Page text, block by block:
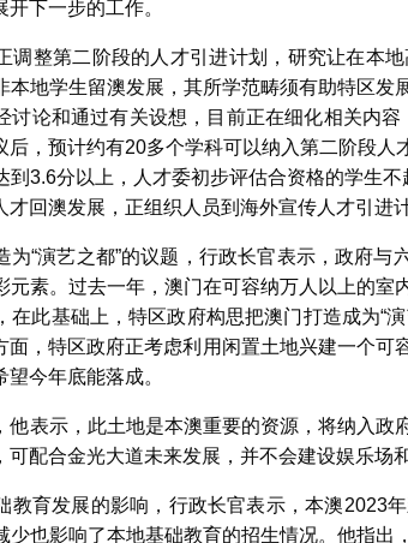
下一步的工作。
调整第二阶段的人才引进计划，研究让在本地
本地学生留澳发展，其所学范畴须有助特区发
讨论和通过有关设想，目前正在细化相关内
后，预计约有20多个学科可以纳入第二阶段人
到3.6分以上，人才委初步评估合资格的学生
回澳发展，正组织人员到海外宣传人才引进计
为“演艺之都”的议题，行政长官表示，政府与
元素。过去一年，澳门在可容纳万人以上的室
在此基础上，特区政府构思把澳门打造成为“
面，特区政府正考虑利用闲置土地兴建一个可
今年底能落成。
他表示，此土地是本澳重要的资源，将纳入政
配合金光大道未来发展，并不会建设娱乐场和
教育发展的影响，行政长官表示，本澳2023
少也影响了本地基础教育的招生情况。他指出